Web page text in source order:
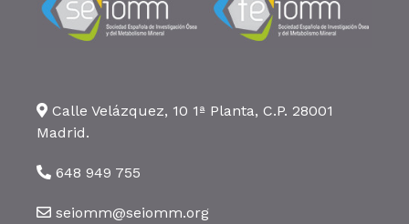
Calle Velázquez, 10 1ª Planta, C.P. 28001
Madrid.
648 949 755
seiomm@seiomm.org